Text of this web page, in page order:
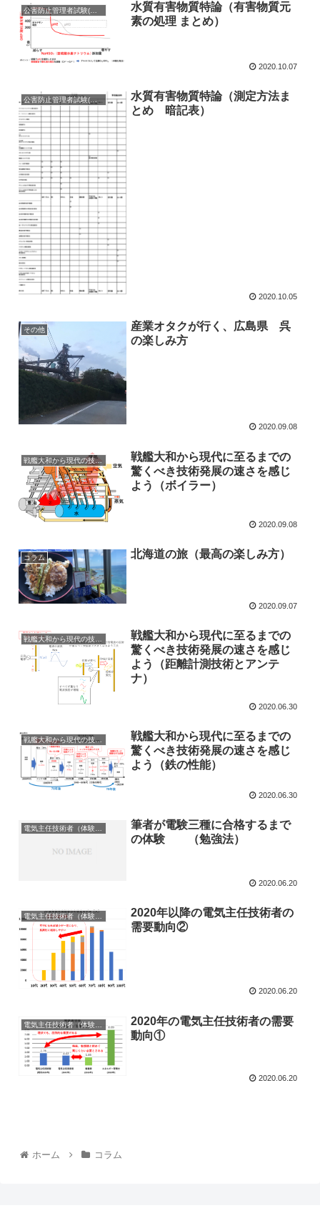
水質有害物質特論（有害物質元
素の処理 まとめ）
2020.10.07
公害防止管理者試験(水質の出題範囲まとめ)
水質有害物質特論（測定方法ま
とめ 暗記表）
2020.10.05
その他
産業オタクが行く、広島県 呉
の楽しみ方
2020.09.08
戦艦大和から現代の技術へ
戦艦大和から現代に至るまでの
驚くべき技術発展の速さを感じ
よう（ボイラー）
2020.09.08
コラム 北海道の旅（最高の楽しみ方）
2020.09.07
戦艦大和から現代の技術へ
戦艦大和から現代に至るまでの
驚くべき技術発展の速さを感じ
よう（距離計測技術とアンテ
ナ）
2020.06.30
戦艦大和から現代の技術へ
戦艦大和から現代に至るまでの
驚くべき技術発展の速さを感じ
よう（鉄の性能）
2020.06.30
電気主任技術者（体験談）
筆者が電験三種に合格するまで
の体験 （勉強法）
2020.06.20
電気主任技術者（体験談）
2020年以降の電気主任技術者の
需要動向②
2020.06.20
2020年の電気主任技術者の需要
動向①
2020.06.20
ホーム コラム